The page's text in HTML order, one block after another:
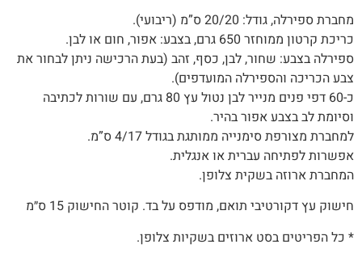
מחברת ספירלה, גודל: 20/20 ס”מ (ריבועי).
כריכת קרטון ממוחזר 650 גרם, בצבע: אפור, חום או לבן.
ספירלה בצבע: שחור, לבן, כסף, זהב (בעת הרכישה ניתן לבחור את
צבע הכריכה והספירלה המועדפים)‭.‬
כ-60 דפי פנים מנייר לבן נטול עץ 80 גרם, עם שורות לכתיבה
וסיומת לב בצבע אפור בהיר.
למחברת מצורפת סימנייה ממותגת בגודל 4/17 ס”מ.
אפשרות‭ ‬לפתיחה‭ ‬עברית‭ ‬או‭ ‬אנגלית‭.‬
המחברת‭ ‬ארוזה‭ ‬בשקית צלופן.‬‬
חישוק עץ דקורטיבי תואם, מודפס על בד. קוטר החישוק 15 ס״מ
* כל הפריטים בסט ארוזים בשקיות צלופן.